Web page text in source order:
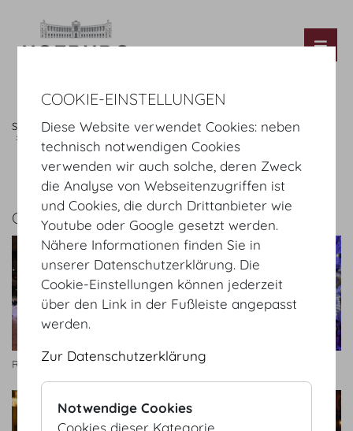
Startseite Fotos Veranstaltungen
Bälle
GALERIE
Rudolfina Redoute Rudolfina Redoute
COOKIE-EINSTELLUNGEN
Diese Website verwendet Cookies: neben
technisch notwendigen Cookies
verwenden wir auch solche, deren Zweck
die Analyse von Webseitenzugriffen ist
und Cookies, die durch Drittanbieter wie
Youtube oder Google gesetzt werden.
Nähere Informationen finden Sie in
unserer Datenschutzerklärung. Die
Cookie-Einstellungen können jederzeit
über den Link in der Fußleiste angepasst
werden.
Zur Datenschutzerklärung
Notwendige Cookies
Cookies dieser Kategorie